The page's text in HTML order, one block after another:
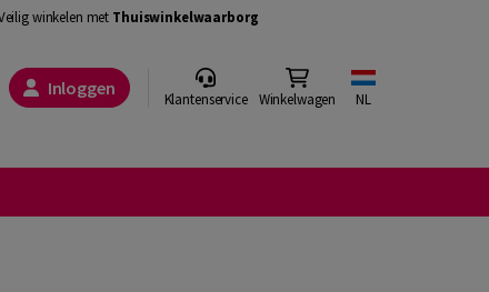
winkelen met Thuiswinkelwaarborg
Inloggen Klantenservice Winkelwagen NL